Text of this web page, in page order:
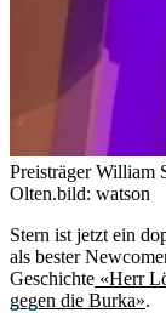
Preisträger William
Olten.bild: watson
Stern ist jetzt ein
als bester
Geschichte «Herr
gegen die Burka».